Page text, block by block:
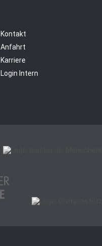
Kontakt
Anfahrt
Karriere
Login Intern